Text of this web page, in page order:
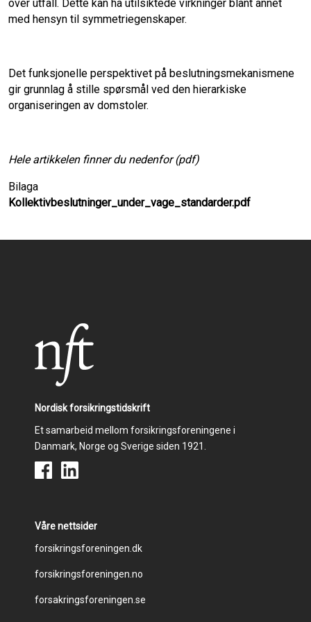
over utfall. Dette kan ha utilsiktede virkninger blant annet
med hensyn til symmetriegenskaper.
Det funksjonelle perspektivet på beslutningsmekanismene
gir grunnlag å stille spørsmål ved den hierarkiske
organiseringen av domstoler.
Hele artikkelen finner du nedenfor (pdf)
Bilaga
Kollektivbeslutninger_under_vage_standarder.pdf
Nordisk forsikringstidskrift
Et samarbeid mellom forsikringsforeningene i
Danmark, Norge og Sverige siden 1921.
Våre nettsider
Footer
menu
forsikringsforeningen.dk
forsikringsforeningen.no
forsakringsforeningen.se